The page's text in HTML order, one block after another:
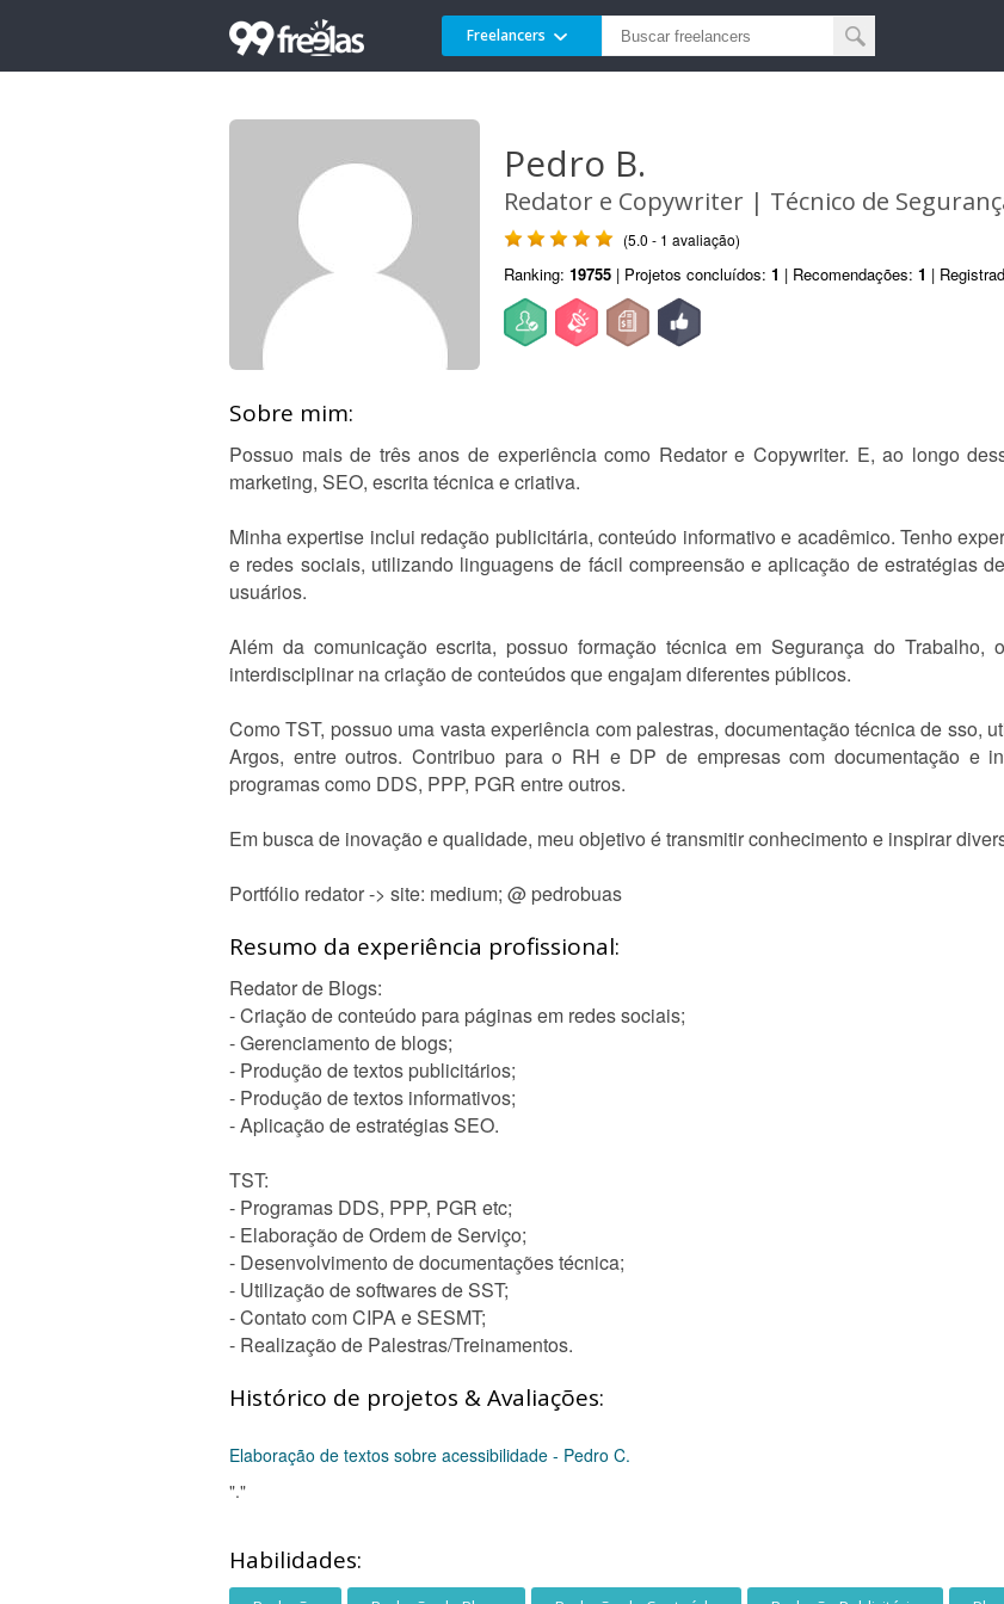
Freelancers
Pedro B.
Redator e Copywriter | Técnico de
(5.0 - 1 avaliação)
Ranking: 19755 | Projetos concluídos: 1 | Recomendações: 1 |
Sobre mim:
Possuo mais de três anos de experiência como Redator e Copywriter. E, ao longo
marketing, SEO, escrita técnica e criativa.
Minha expertise inclui redação publicitária, conteúdo informativo e acadêmico. Tenho
e redes sociais, utilizando linguagens de fácil compreensão e aplicação de estratégias
usuários.
Além da comunicação escrita, possuo formação técnica em Segurança do
interdisciplinar na criação de conteúdos que engajam diferentes públicos.
Como TST, possuo uma vasta experiência com palestras, documentação técnica de sso,
Argos, entre outros. Contribuo para o RH e DP de empresas com documentação e
programas como DDS, PPP, PGR entre outros.
Em busca de inovação e qualidade, meu objetivo é transmitir conhecimento e inspirar
Portfólio redator -> site: medium; @ pedrobuas
Resumo da experiência profissional:
Redator de Blogs:
- Criação de conteúdo para páginas em redes sociais;
- Gerenciamento de blogs;
- Produção de textos publicitários;
- Produção de textos informativos;
- Aplicação de estratégias SEO.
TST:
- Programas DDS, PPP, PGR etc;
- Elaboração de Ordem de Serviço;
- Desenvolvimento de documentações técnica;
- Utilização de softwares de SST;
- Contato com CIPA e SESMT;
- Realização de Palestras/Treinamentos.
Histórico de projetos & Avaliações:
Elaboração de textos sobre acessibilidade - Pedro C.
"."
Habilidades: